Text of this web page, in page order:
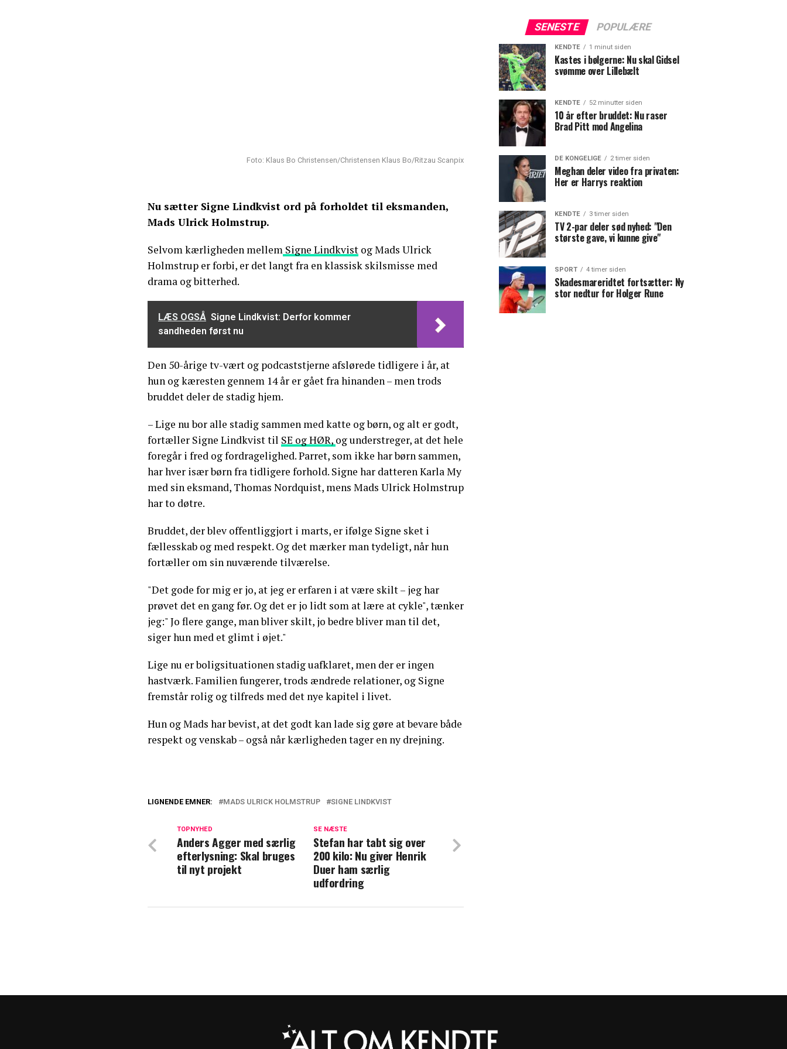
Foto: Klaus Bo Christensen/Christensen Klaus Bo/Ritzau Scanpix
Nu sætter Signe Lindkvist ord på forholdet til eksmanden,
Mads Ulrick Holmstrup.
Selvom kærligheden mellem Signe Lindkvist og Mads Ulrick
Holmstrup er forbi, er det langt fra en klassisk skilsmisse med
drama og bitterhed.
LÆS OGSÅ Signe Lindkvist: Derfor kommer
sandheden først nu
Den 50-årige tv-vært og podcaststjerne afslørede tidligere i år, at
hun og kæresten gennem 14 år er gået fra hinanden – men trods
bruddet deler de stadig hjem.
– Lige nu bor alle stadig sammen med katte og børn, og alt er godt,
fortæller Signe Lindkvist til SE og HØR, og understreger, at det hele
foregår i fred og fordragelighed. Parret, som ikke har børn sammen,
har hver især børn fra tidligere forhold. Signe har datteren Karla My
med sin eksmand, Thomas Nordquist, mens Mads Ulrick Holmstrup
har to døtre.
Bruddet, der blev offentliggjort i marts, er ifølge Signe sket i
fællesskab og med respekt. Og det mærker man tydeligt, når hun
fortæller om sin nuværende tilværelse.
"Det gode for mig er jo, at jeg er erfaren i at være skilt – jeg har
prøvet det en gang før. Og det er jo lidt som at lære at cykle", tænker
jeg:" Jo flere gange, man bliver skilt, jo bedre bliver man til det,
siger hun med et glimt i øjet."
Lige nu er boligsituationen stadig uafklaret, men der er ingen
hastværk. Familien fungerer, trods ændrede relationer, og Signe
fremstår rolig og tilfreds med det nye kapitel i livet.
Hun og Mads har bevist, at det godt kan lade sig gøre at bevare både
respekt og venskab – også når kærligheden tager en ny drejning.
det kan ske"
Så meget tjener Mascha Vang hver måned
LIGNENDE EMNER: MADS ULRICK HOLMSTRUP SIGNE LINDKVIST
SE NÆSTE
Stefan har tabt sig over
200 kilo: Nu giver Henrik
Duer ham særlig
udfordring
TOPNYHED
Anders Agger med særlig
efterlysning: Skal bruges
til nyt projekt
SENESTE POPULÆRE
KENDTE 1 minut siden
Kastes i bølgerne: Nu skal Gidsel
svømme over Lillebælt
KENDTE 52 minutter siden
10 år efter bruddet: Nu raser
Brad Pitt mod Angelina
DE KONGELIGE 2 timer siden
Meghan deler video fra privaten:
Her er Harrys reaktion
KENDTE 3 timer siden
TV 2-par deler sød nyhed: "Den
største gave, vi kunne give"
SPORT 4 timer siden
Skadesmareridtet fortsætter: Ny
stor nedtur for Holger Rune